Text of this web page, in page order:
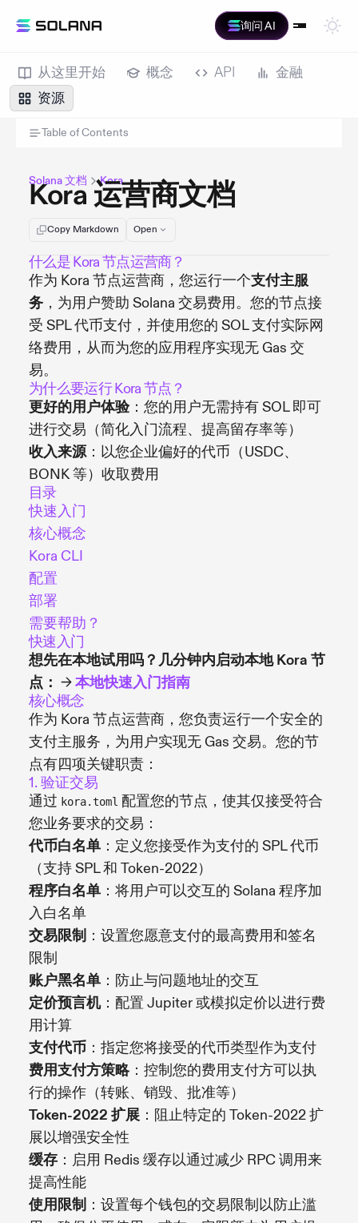
询问 AI
从这里开始 概念 API
金融
资源
Table of Contents
Solana 文档 Kora
Kora 运营商文档
Copy Markdown Open
什么是 Kora 节点运营商？
作为 Kora 节点运营商，您运行一个支付主服
务 ，为用户赞助 Solana 交易费用。您的节点接
受 SPL 代币支付，并使用您的 SOL 支付实际网
络费用，从而为您的应用程序实现无 Gas 交
易。
为什么要运行 Kora 节点？
更好的用户体验：您的用户无需持有 SOL 即可
进行交易（简化入门流程、提高留存率等）
收入来源：以您企业偏好的代币（USDC、
BONK 等）收取费用
目录
快速入门
核心概念
Kora CLI
配置
部署
需要帮助？
快速入门
想先在本地试用吗？几分钟内启动本地 Kora 节
点： →本地快速入门指南
核心概念
作为 Kora 节点运营商，您负责运行一个安全的
支付主服务，为用户实现无 Gas 交易。您的节
点有四项关键职责：
1. 验证交易
通过 kora.toml 配置您的节点，使其仅接受符合
您业务要求的交易：
代币白名单 ：定义您接受作为支付的 SPL 代币
（支持 SPL 和 Token-2022）
程序白名单 ：将用户可以交互的 Solana 程序加
入白名单
交易限制 ：设置您愿意支付的最高费用和签名
限制
账户黑名单 ：防止与问题地址的交互
定价预言机：配置 Jupiter 或模拟定价以进行费
用计算
支付代币 ：指定您将接受的代币类型作为支付
费用支付方策略 ：控制您的费用支付方可以执
行的操作（转账、销毁、批准等）
Token-2022 扩展 ：阻止特定的 Token-2022 扩
展以增强安全性
缓存 ：启用 Redis 缓存以通过减少 RPC 调用来
提高性能
使用限制 ：设置每个钱包的交易限制以防止滥